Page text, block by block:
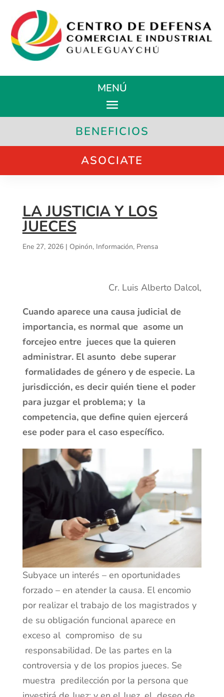
MENÚ
BENEFICIOS
ASOCIATE
LA JUSTICIA Y LOS
JUECES
Ene 27, 2026| Opinón, Información, Prensa
Cr. Luis Alberto Dalcol,
Cuando aparece una causa judicial de
importancia, es normal que asome un
forcejeo entre jueces que la quieren
administrar. El asunto debe superar
formalidades de género y de especie. La
jurisdicción, es decir quién tiene el poder
para juzgar el problema; y la
competencia, que define quien ejercerá
ese poder para el caso específico.
Subyace un interés – en oportunidades
forzado – en atender la causa. El encomio
por realizar el trabajo de los magistrados y
de su obligación funcional aparece en
exceso al compromiso de su
responsabilidad. De las partes en la
controversia y de los propios jueces. Se
muestra predilección por la persona que